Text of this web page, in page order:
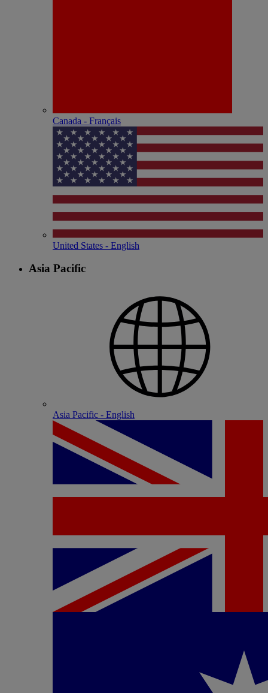
Canada - Français
United States - English
Asia Pacific
Asia Pacific - English